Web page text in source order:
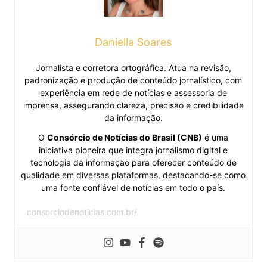
Daniella Soares
Jornalista e corretora ortográfica. Atua na revisão,
padronização e produção de conteúdo jornalístico, com
experiência em rede de notícias e assessoria de
imprensa, assegurando clareza, precisão e credibilidade
da informação.
OConsórcio de Notícias do Brasil (CNB) é uma
iniciativa pioneira que integra jornalismo digital e
tecnologia da informação para oferecer conteúdo de
qualidade em diversas plataformas, destacando-se como
uma fonte confiável de notícias em todo o país.
consorciodenoticias.com.br/